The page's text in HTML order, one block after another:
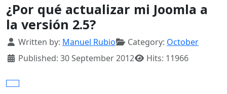
¿Por qué actualizar mi Joomla a
la versión 2.5?
Details
Written by: Manuel Rubio Category: October
Published: 30 September 2012
Hits: 11966